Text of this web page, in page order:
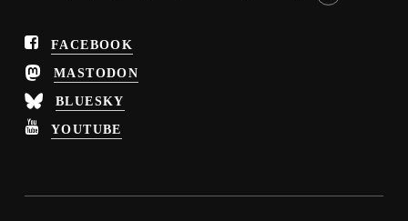
FACEBOOK
MASTODON
BLUESKY
YOUTUBE